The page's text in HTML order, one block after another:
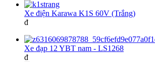
Xe điện Karawa K1S 60V (Trắng)
đ
Xe đạp 12 YBT nam - LS1268
đ